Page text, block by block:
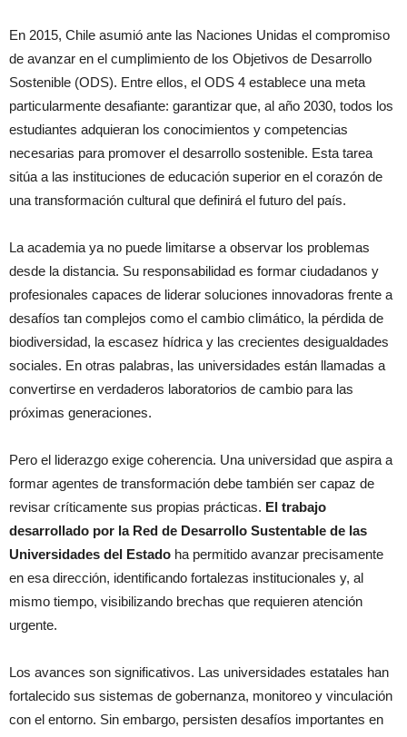
En 2015, Chile asumió ante las Naciones Unidas el compromiso
de avanzar en el cumplimiento de los Objetivos de Desarrollo
Sostenible (ODS). Entre ellos, el ODS 4 establece una meta
particularmente desafiante: garantizar que, al año 2030, todos los
estudiantes adquieran los conocimientos y competencias
necesarias para promover el desarrollo sostenible. Esta tarea
sitúa a las instituciones de educación superior en el corazón de
una transformación cultural que definirá el futuro del país.
La academia ya no puede limitarse a observar los problemas
desde la distancia. Su responsabilidad es formar ciudadanos y
profesionales capaces de liderar soluciones innovadoras frente a
desafíos tan complejos como el cambio climático, la pérdida de
biodiversidad, la escasez hídrica y las crecientes desigualdades
sociales. En otras palabras, las universidades están llamadas a
convertirse en verdaderos laboratorios de cambio para las
próximas generaciones.
Pero el liderazgo exige coherencia. Una universidad que aspira a
formar agentes de transformación debe también ser capaz de
revisar críticamente sus propias prácticas. El trabajo
desarrollado por la Red de Desarrollo Sustentable de las
Universidades del Estado ha permitido avanzar precisamente
en esa dirección, identificando fortalezas institucionales y, al
mismo tiempo, visibilizando brechas que requieren atención
urgente.
Los avances son significativos. Las universidades estatales han
fortalecido sus sistemas de gobernanza, monitoreo y vinculación
con el entorno. Sin embargo, persisten desafíos importantes en